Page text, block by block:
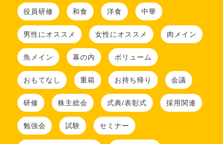
役員研修 和食 洋食 中華
男性にオススメ 女性にオススメ 肉メイン
魚メイン 幕の内 ボリューム
おもてなし 重箱 お持ち帰り 会議
研修 株主総会 式典/表彰式 採用関連
勉強会 試験 セミナー